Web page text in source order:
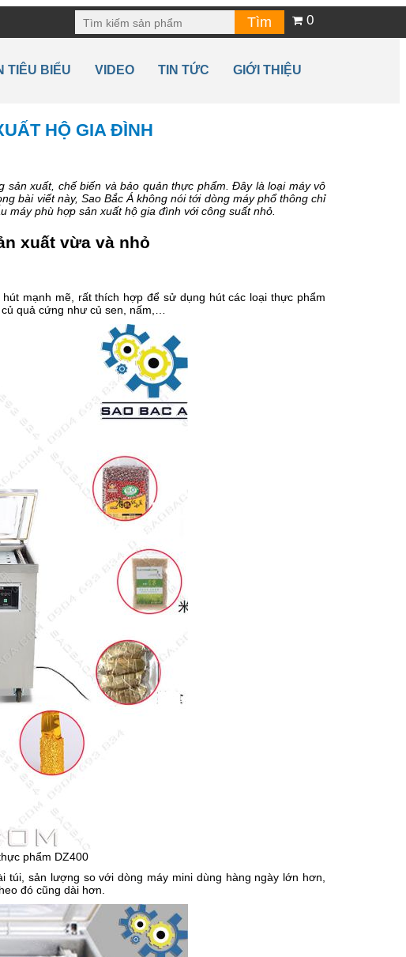
0
TIÊU BIỂU VIDEO TIN TỨC GIỚI THIỆU
HỘ GIA ĐÌNH
xuất, chế biến và bảo quản thực phẩm. Đây là loại máy vô
bài viết này, Sao Bắc Á không nói tới dòng máy phổ thông chỉ
phù hợp sản xuất hộ gia đình với công suất nhỏ.
xuất vừa và nhỏ
mạnh mẽ, rất thích hợp để sử dụng hút các loại thực phẩm
quả cứng như củ sen, nấm,…
phẩm DZ400
túi, sản lượng so với dòng máy mini dùng hàng ngày lớn hơn,
đó cũng dài hơn.